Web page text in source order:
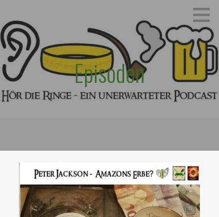
springen
HÖR DIE RINGE
Episoden